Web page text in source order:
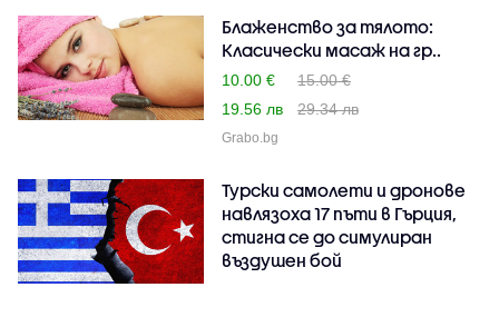
Блаженство за тялото:
Класически масаж на гр..
10.00 €
15.00 €
19.56 лв
29.34 лв
Grabo.bg
Турски самолети и дронове
навлязоха 17 пъти в Гърция,
стигна се до симулиран
въздушен бой